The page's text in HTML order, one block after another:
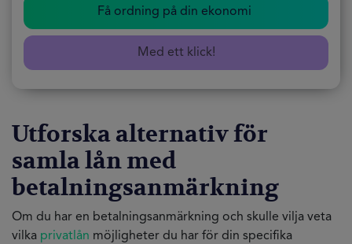
Få ordning på din ekonomi
Med ett klick!
Utforska alternativ för
samla lån med
betalningsanmärkning
Om du har en betalningsanmärkning och skulle vilja veta
vilka privatlån möjligheter du har för din specifika